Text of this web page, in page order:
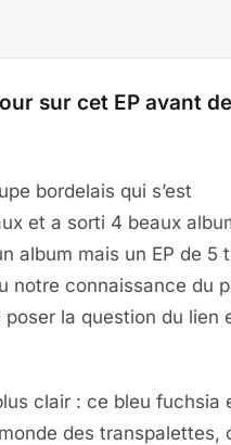
sur cet EP avant
bordelais qui s’est
et a sorti 4 beaux
album mais un EP de 5
notre connaissance du
la question du lien
clair : ce bleu fuchsia
des transpalettes,